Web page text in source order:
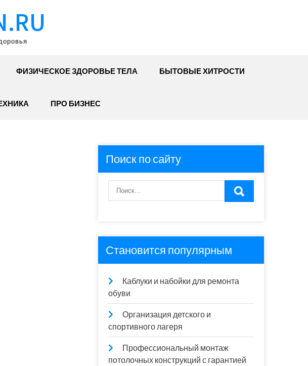
ФИЗИЧЕСКОЕ ЗДОРОВЬЕ ТЕЛА БЫТОВЫЕ ХИТРОСТИ
ПРО БИЗНЕС
Поиск по сайту
Становится популярным
Каблуки и набойки для ремонта
обуви
Организация детского и
спортивного лагеря
Профессиональный монтаж
потолочных конструкций с гарантией